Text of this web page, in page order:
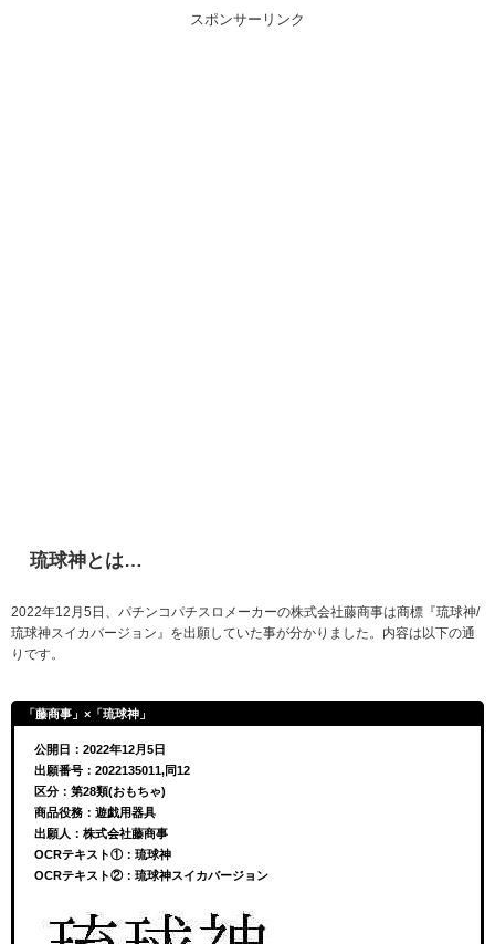
スポンサーリンク
琉球神とは…
2022年12月5日、パチンコパチスロメーカーの株式会社藤商事は商標『琉球神/
琉球神スイカバージョン』を出願していた事が分かりました。内容は以下の通
りです。
「藤商事」×「琉球神」
公開日：2022年12月5日
出願番号：2022135011,同12
区分：第28類(おもちゃ)
商品役務：遊戯用器具
出願人：株式会社藤商事
OCRテキスト①：琉球神
OCRテキスト②：琉球神スイカバージョン